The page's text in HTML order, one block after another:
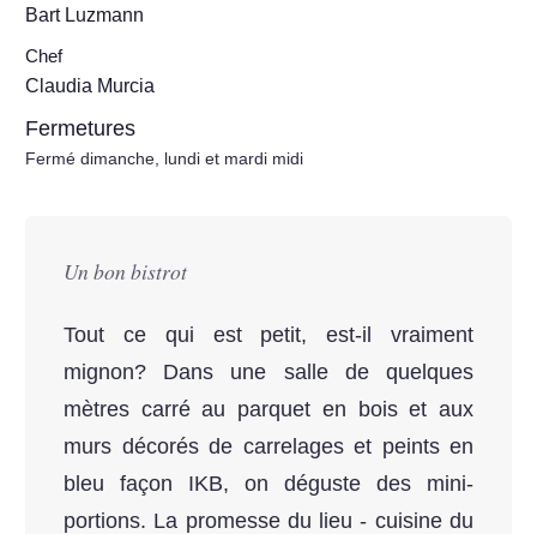
Bart Luzmann
Chef
Claudia Murcia
Fermetures
Fermé dimanche, lundi et mardi midi
Un bon bistrot
Tout ce qui est petit, est-il vraiment
mignon? Dans une salle de quelques
mètres carré au parquet en bois et aux
murs décorés de carrelages et peints en
bleu façon IKB, on déguste des mini-
portions. La promesse du lieu - cuisine du